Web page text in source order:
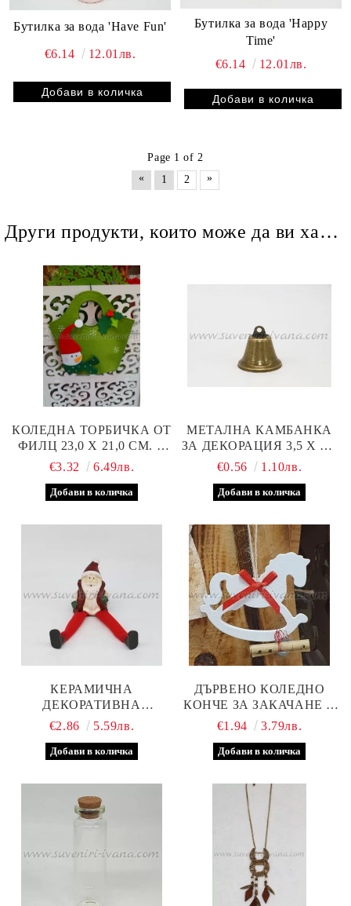
Бутилка за вода 'Have Fun'
€6.14 12.01лв.
Бутилка за вода 'Happy
Time'
€6.14
12.01лв.
Page 1 of 2
«
1 2 »
Други продукти, които може да ви харесат
КОЛЕДНА ТОРБИЧКА ОТ
ФИЛЦ 23,0 Х 21,0 СМ. С
РЪЧНА ДЕКОРАЦИЯ
€3.32 6.49лв.
МЕТАЛНА КАМБАНКА
ЗА ДЕКОРАЦИЯ 3,5 Х 3,7
СМ
€0.56 1.10лв.
КЕРАМИЧНА
ДЕКОРАТИВНА
ФИГУРКА ДЯДО
€2.86 5.59лв.
ДЪРВЕНО КОЛЕДНО
КОНЧЕ ЗА ЗАКАЧАНЕ С
КЪСМЕТЧЕ/
€1.94 3.79лв.